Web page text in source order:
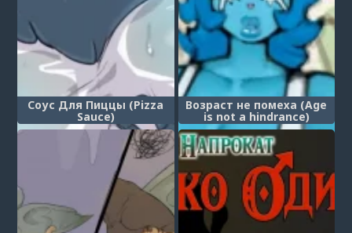
Соус Для Пиццы (Pizza
Sauce)
Возраст не помеха (Age
is not a hindrance)